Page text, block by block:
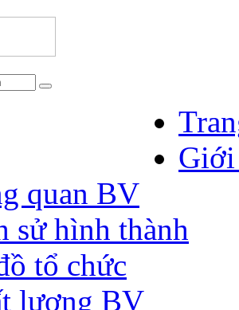
quan BV
sử hình thành
tổ chức
lượng BV